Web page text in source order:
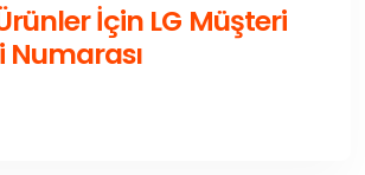
İçin LG Müşteri